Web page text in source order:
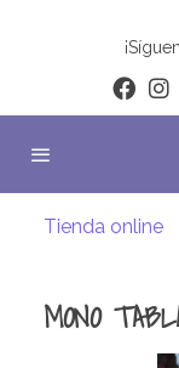
Tienda online
MONO